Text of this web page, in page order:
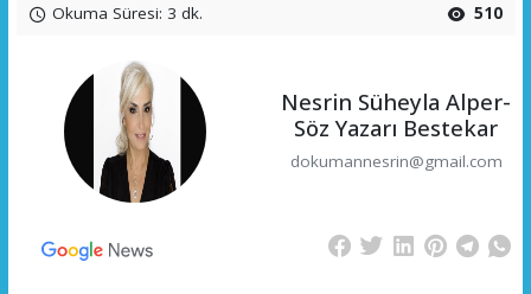
Okuma Süresi: 3 dk. 510
Nesrin Süheyla Alper-
Söz Yazarı Bestekar
dokumannesrin@gmail.com